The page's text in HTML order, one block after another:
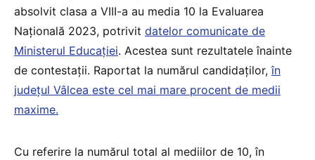
absolvit clasa a VIII-a au media 10 la Evaluarea
Națională 2023, potrivit datelor comunicate de
Ministerul Educației. Acestea sunt rezultatele înainte
de contestații. Raportat la numărul candidaților,în
județul Vâlcea este cel mai mare procent de medii
maxime.
Cu referire la numărul total al mediilor de 10, în